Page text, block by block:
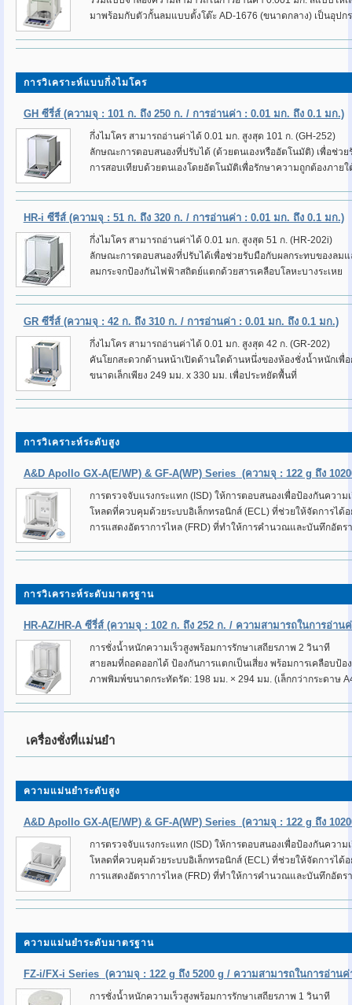
มาพร้อมกับตัวกั้นลมแบบตั้งโต๊ะ AD-1676 (ขนาดกลาง) เป็นอุปก
การวิเคราะห์แบบกึ่งไมโคร
GH ซีรี่ส์(ความจุ : 101 ก. ถึง 250 ก. / การอ่านค่า : 0.01 มก. ถึง 0.1 มก.)
กึ่งไมโคร สามารถอ่านค่าได้ 0.01 มก. สูงสุด 101 ก. (GH-252)
ลักษณะการตอบสนองที่ปรับได้ (ด้วยตนเองหรืออัตโนมัติ) เพื่อช่ว
การสอบเทียบด้วยตนเองโดยอัตโนมัติเพื่อรักษาความถูกต้องภาย
HR-i ซีรีส์(ความจุ : 51 ก. ถึง 320 ก. / การอ่านค่า : 0.01 มก. ถึง 0.1 มก.)
กึ่งไมโคร สามารถอ่านค่าได้ 0.01 มก. สูงสุด 51 ก. (HR-202i)
ลักษณะการตอบสนองที่ปรับได้เพื่อช่วยรับมือกับผลกระทบของลมแ
ลมกระจกป้องกันไฟฟ้าสถิตย์แตกด้วยสารเคลือบโลหะบางระเหย
GR ซีรี่ส์(ความจุ : 42 ก. ถึง 310 ก. / การอ่านค่า : 0.01 มก. ถึง 0.1 มก.)
กึ่งไมโคร สามารถอ่านค่าได้ 0.01 มก. สูงสุด 42 ก. (GR-202)
คันโยกสะดวกด้านหน้าเปิดด้านใดด้านหนึ่งของห้องชั่งน้ำหนักเพื่อ
ขนาดเล็กเพียง 249 มม. x 330 มม. เพื่อประหยัดพื้นที่
การวิเคราะห์ระดับสูง
A&D Apollo GX-A(E/WP) & GF-A(WP) Series (ความจุ : 122 g ถึง
การตรวจจับแรงกระแทก (ISD) ให้การตอบสนองเพื่อป้องกันความ
โหลดที่ควบคุมด้วยระบบอิเล็กทรอนิกส์ (ECL) ที่ช่วยให้จัดการไ
การแสดงอัตราการไหล (FRD) ที่ทำให้การคำนวณและบันทึกอัต
การวิเคราะห์ระดับมาตรฐาน
HR-AZ/HR-A ซีรี่ส์(ความจุ : 102 ก. ถึง 252 ก. / ความสามารถในการอ่าน
การชั่งน้ำหนักความเร็วสูงพร้อมการรักษาเสถียรภาพ 2 วินาที
สายลมที่ถอดออกได้ ป้องกันการแตกเป็นเสี่ยง พร้อมการเคลือบป้
ภาพพิมพ์ขนาดกระทัดรัด: 198 มม. × 294 มม. (เล็กกว่ากระดาษ
เครื่องชั่งที่แม่นยำ
ความแม่นยำระดับสูง
A&D Apollo GX-A(E/WP) & GF-A(WP) Series (ความจุ : 122 g ถึง
การตรวจจับแรงกระแทก (ISD) ให้การตอบสนองเพื่อป้องกันความ
โหลดที่ควบคุมด้วยระบบอิเล็กทรอนิกส์ (ECL) ที่ช่วยให้จัดการไ
การแสดงอัตราการไหล (FRD) ที่ทำให้การคำนวณและบันทึกอัต
ความแม่นยำระดับมาตรฐาน
FZ-i/FX-i Series (ความจุ : 122 g ถึง 5200 g / ความสามารถในการอ่านค่
การชั่งน้ำหนักความเร็วสูงพร้อมการรักษาเสถียรภาพ 1 วินาที